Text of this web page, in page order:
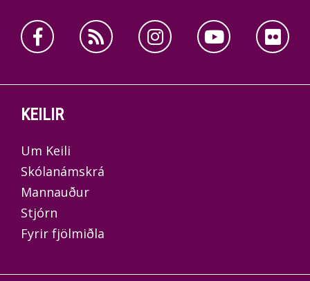
Ef þið vantar fleiri en 20 einingar þá getur
til að vinna upp einingar eða skoðað
námsleiðina Menntastoðir.
Fyrst í Menntastoðir
Ef þú hefur lokið fáum
framhaldsskólaeiningum byrjar vegferðin
þín í Menntastoðum sem margar
er að sækja námið í fjarnámi og tekur það
KEILIR
Um Keili
Skólanámskrá
Mannauður
Stjórn
Fyrir fjölmiðla